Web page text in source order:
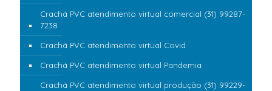
Crachá PVC atendimento virtual comercial (31) 99287-
7238
Crachá PVC atendimento virtual Covid
Crachá PVC atendimento virtual Pandemia
Crachá PVC atendimento virtual produção (31) 99229-